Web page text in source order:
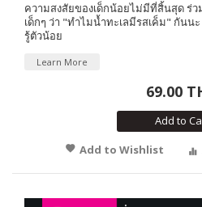
ความสงสัยของเด็กน้อยไม่มีที่สิ้นสุด ร่
เด็กๆ ว่า "ทำไมน้ำทะเลมีรสเค็ม" กันน
รู้ตัวน้อย
Learn More
69.00
Add to
Add to Wishlist